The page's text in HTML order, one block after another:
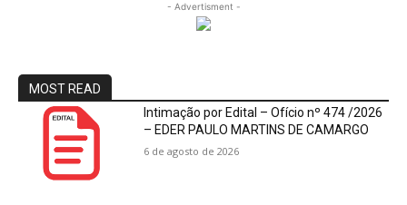
- Advertisment -
MOST READ
Intimação por Edital – Ofício nº 474 /2026
– EDER PAULO MARTINS DE CAMARGO
6 de agosto de 2026